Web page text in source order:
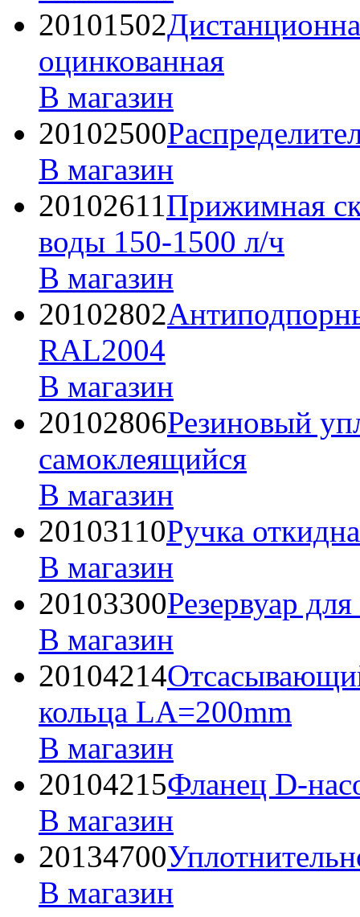
20101502
оцинкованная
В магазин
20102500
В магазин
20102611Прижимная
воды 150-1500 л/ч
В магазин
20102802
RAL2004
В магазин
20102806Резиновый
самоклеящийся
В магазин
20103110Ручка
В магазин
20103300Резервуар
В магазин
20104214
кольца LА=200mm
В магазин
20104215Фланец D-
В магазин
20134700
В магазин